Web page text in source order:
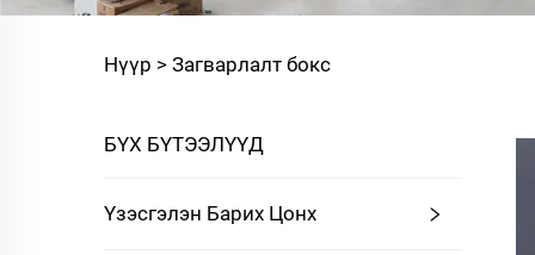
Нүүр > Загварлалт бокс
БҮХ БҮТЭЭЛҮҮД
Үзэсгэлэн Барих Цонх